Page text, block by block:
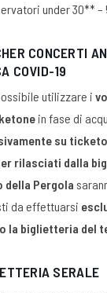
under 30** –
CONCERTI
COVID-19
utilizzare i
in fase di
su
rilasciati dalla
della Pergola
da effettuarsi
la biglietteria del
SERALE